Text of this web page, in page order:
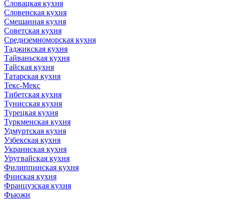
Словацкая кухня
Словенская кухня
Смешанная кухня
Советская кухня
Средиземноморская кухня
Таджикская кухня
Тайваньская кухня
Тайская кухня
Татарская кухня
Текс-Мекс
Тибетская кухня
Тунисская кухня
Турецкая кухня
Туркменская кухня
Удмуртская кухня
Узбекская кухня
Украинская кухня
Уругвайская кухня
Филиппинская кухня
Финская кухня
Французская кухня
Фьюжн